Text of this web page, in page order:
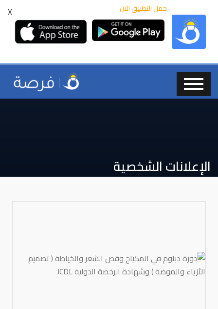
X حمل التطبيق الان
الإعلانات الشخصية